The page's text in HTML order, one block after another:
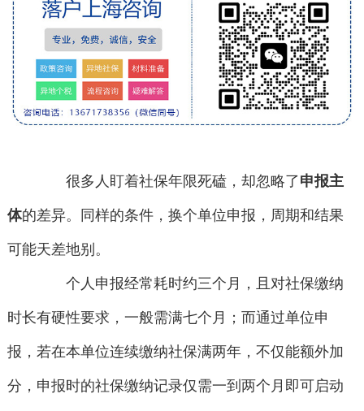
很多人盯着社保年限死磕，却忽略了申报主
体的差异。同样的条件，换个单位申报，周期和结果
可能天差地别。
个人申报经常耗时约三个月，且对社保缴纳
时长有硬性要求，一般需满七个月；而通过单位申
报，若在本单位连续缴纳社保满两年，不仅能额外加
分，申报时的社保缴纳记录仅需一到两个月即可启动